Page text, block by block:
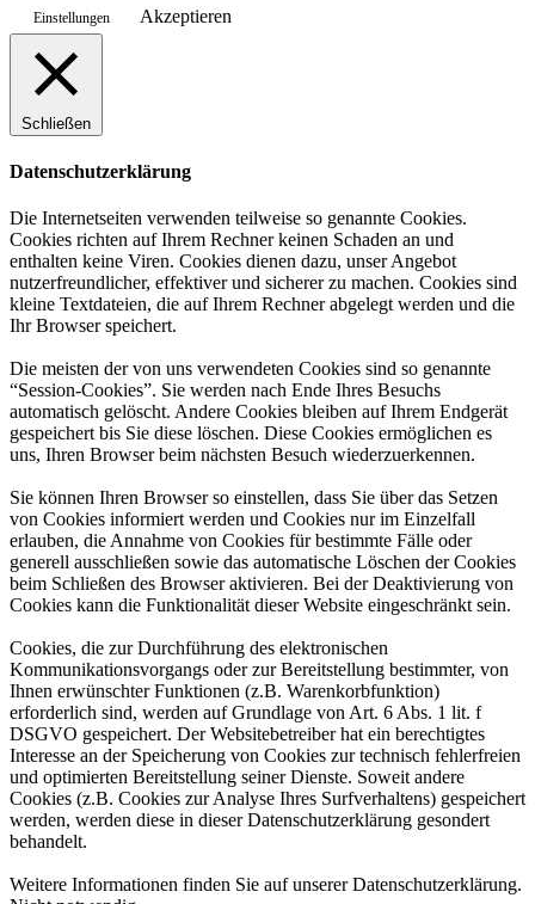
Einstellungen Akzeptieren
Schließen
Datenschutzerklärung
Die Internetseiten verwenden teilweise so genannte Cookies.
Cookies richten auf Ihrem Rechner keinen Schaden an und
enthalten keine Viren. Cookies dienen dazu, unser Angebot
nutzerfreundlicher, effektiver und sicherer zu machen. Cookies sind
kleine Textdateien, die auf Ihrem Rechner abgelegt werden und die
Ihr Browser speichert.
Die meisten der von uns verwendeten Cookies sind so genannte
“Session-Cookies”. Sie werden nach Ende Ihres Besuchs
automatisch gelöscht. Andere Cookies bleiben auf Ihrem Endgerät
gespeichert bis Sie diese löschen. Diese Cookies ermöglichen es
uns, Ihren Browser beim nächsten Besuch wiederzuerkennen.
Sie können Ihren Browser so einstellen, dass Sie über das Setzen
von Cookies informiert werden und Cookies nur im Einzelfall
erlauben, die Annahme von Cookies für bestimmte Fälle oder
generell ausschließen sowie das automatische Löschen der Cookies
beim Schließen des Browser aktivieren. Bei der Deaktivierung von
Cookies kann die Funktionalität dieser Website eingeschränkt sein.
Cookies, die zur Durchführung des elektronischen
Kommunikationsvorgangs oder zur Bereitstellung bestimmter, von
Ihnen erwünschter Funktionen (z.B. Warenkorbfunktion)
erforderlich sind, werden auf Grundlage von Art. 6 Abs. 1 lit. f
DSGVO gespeichert. Der Websitebetreiber hat ein berechtigtes
Interesse an der Speicherung von Cookies zur technisch fehlerfreien
und optimierten Bereitstellung seiner Dienste. Soweit andere
Cookies (z.B. Cookies zur Analyse Ihres Surfverhaltens) gespeichert
werden, werden diese in dieser Datenschutzerklärung gesondert
behandelt.
Weitere Informationen finden Sie auf unserer Datenschutzerklärung.